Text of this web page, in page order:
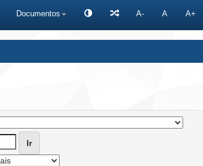
Documentos A- A A+